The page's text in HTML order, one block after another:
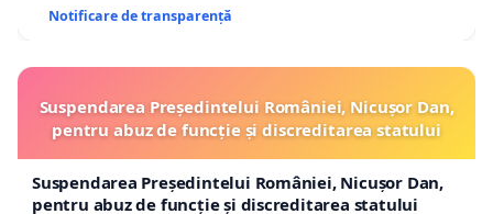
Notificare de transparență
Suspendarea Președintelui României, Nicușor Dan,
pentru abuz de funcție și discreditarea statului
Suspendarea Președintelui României, Nicușor Dan,
pentru abuz de funcție și discreditarea statului